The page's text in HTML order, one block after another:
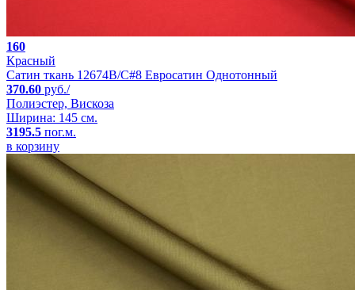
160
Красный
Сатин ткань 12674B/C#8 Евросатин Однотонный
370.60 руб./
Полиэстер, Вискоза
Ширина: 145 см.
3195.5 пог.м.
в корзину